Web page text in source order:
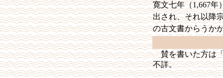
寛文七年（1,667年
出され、それ以降
の古文書からうか
賛を書いた方は
不詳。